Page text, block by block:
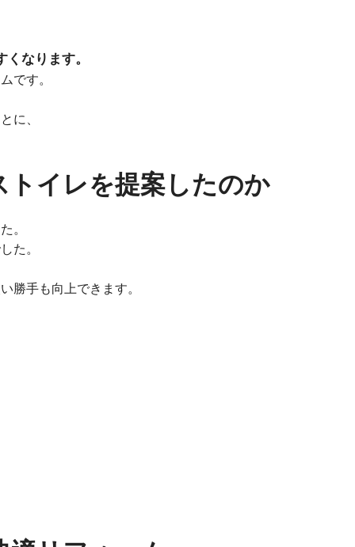
なります。
です。
に、
トイレを提案したのか
。
た。
勝手も向上できます。